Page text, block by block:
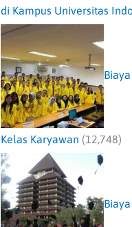
di Kampus Universitas
Kelas Karyawan (12,748)
Biaya